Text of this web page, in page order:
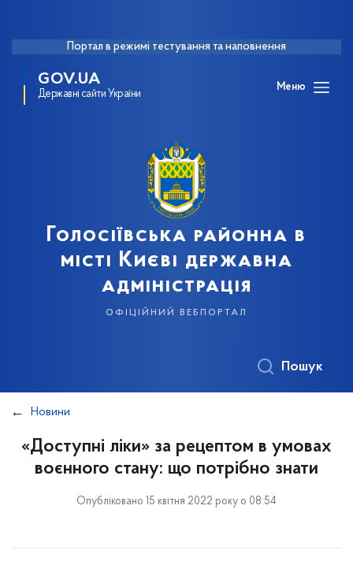
Портал в режимі тестування та наповнення
GOV.UA
Державні сайти України
Меню
Голосіївська районна в
місті Києві державна
адміністрація
офіційний вебпортал
Пошук
Новини
«Доступні ліки» за рецептом в умовах
воєнного стану: що потрібно знати
Опубліковано 15 квітня 2022 року о 08:54